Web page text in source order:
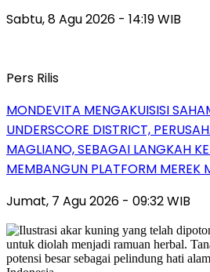
Sabtu, 8 Agu 2026 - 14:19 WIB
Pers Rilis
MONDEVITA MENGAKUISISI
UNDERSCORE DISTRICT,
MAGLIANO, SEBAGAI LANGKAH
MEMBANGUN PLATFORM MEREK
Jumat, 7 Agu 2026 - 09:32 WIB